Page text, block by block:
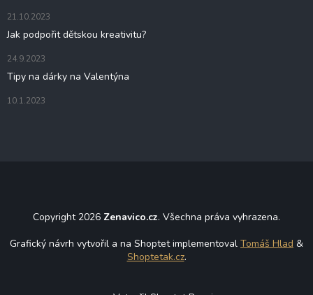
21.10.2023
Jak podpořit dětskou kreativitu?
24.9.2023
Tipy na dárky na Valentýna
10.1.2023
Copyright 2026 Zenavico.cz. Všechna práva vyhrazena.
Grafický návrh vytvořil a na Shoptet implementoval Tomáš Hlad &
Shoptetak.cz.